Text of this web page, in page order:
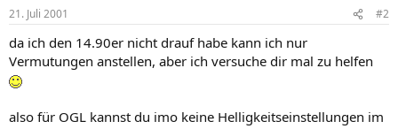
21. Juli 2001 #2
da ich den 14.90er nicht drauf habe kann ich nur
Vermutungen anstellen, aber ich versuche dir mal zu helfen
also für OGL kannst du imo keine Helligkeitseinstellungen im